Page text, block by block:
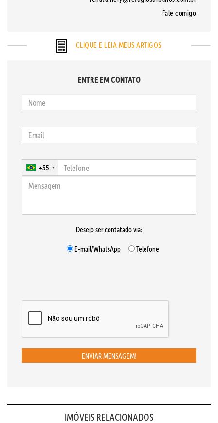
Fale comigo
CLIQUE E LEIA MEUS ARTIGOS
ENTRE EM CONTATO
+55
Desejo ser contatado via:
E-mail/WhatsApp
Telefone
ENVIAR MENSAGEM!
IMÓVEIS RELACIONADOS